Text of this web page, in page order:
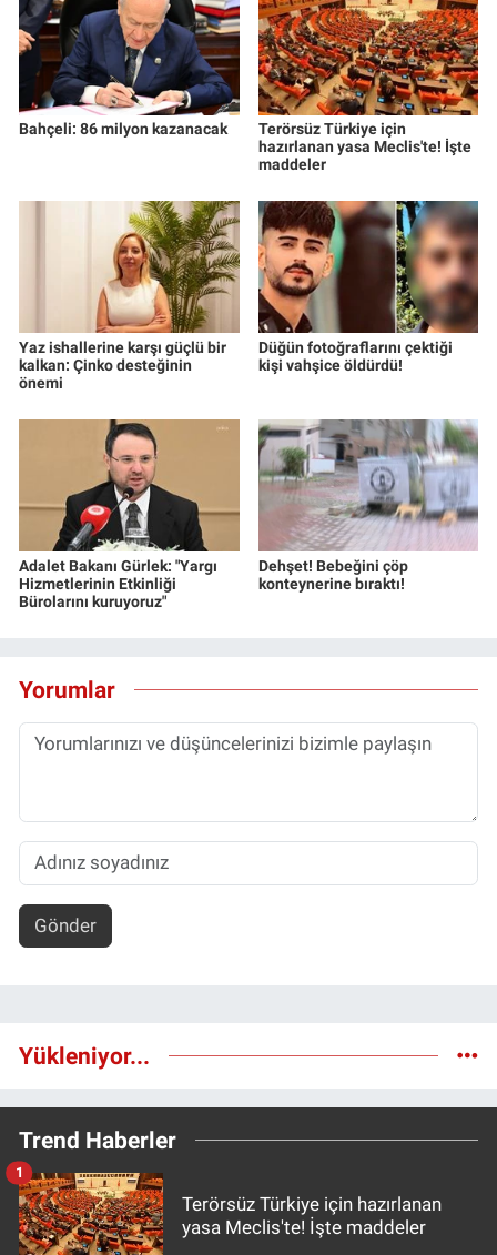
Bahçeli: 86 milyon kazanacak
Terörsüz Türkiye için
hazırlanan yasa Meclis'te! İşte
maddeler
Yaz ishallerine karşı güçlü bir
kalkan: Çinko desteğinin
önemi
Düğün fotoğraflarını çektiği
kişi vahşice öldürdü!
Adalet Bakanı Gürlek: "Yargı
Hizmetlerinin Etkinliği
Bürolarını kuruyoruz"
Dehşet! Bebeğini çöp
konteynerine bıraktı!
Yorumlar
Gönder
Yükleniyor...
Trend Haberler
Terörsüz Türkiye için hazırlanan
yasa Meclis'te! İşte maddeler
1